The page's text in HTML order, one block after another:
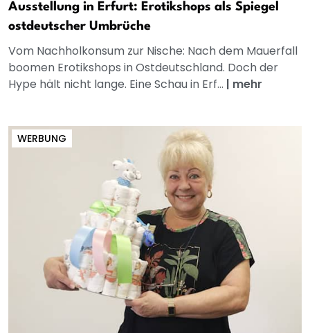
Ausstellung in Erfurt: Erotikshops als Spiegel
ostdeutscher Umbrüche
Vom Nachholkonsum zur Nische: Nach dem Mauerfall
boomen Erotikshops in Ostdeutschland. Doch der
Hype hält nicht lange. Eine Schau in Erf... | mehr
WERBUNG